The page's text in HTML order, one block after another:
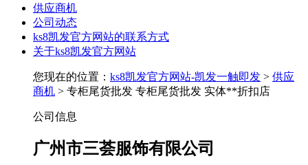
供应商机
公司动态
ks8凯发官方网站的联系方式
关于ks8凯发官方网站
您现在的位置： ks8凯发官方网站-凯发一触即发 > 供应
商机 > 专柜尾货批发 专柜尾货批发 实体**折扣店
公司信息
广州市三荟服饰有限公司